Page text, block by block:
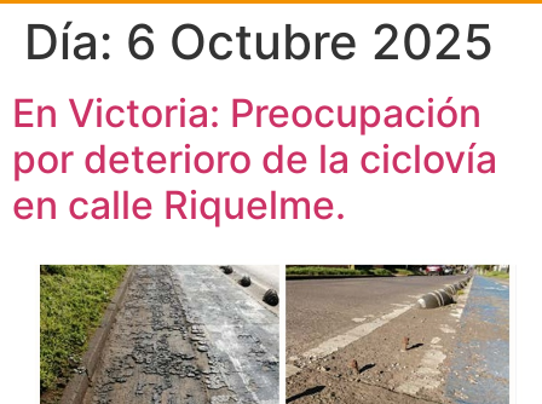
Día: 6 Octubre 2025
En Victoria: Preocupación
por deterioro de la ciclovía
en calle Riquelme.